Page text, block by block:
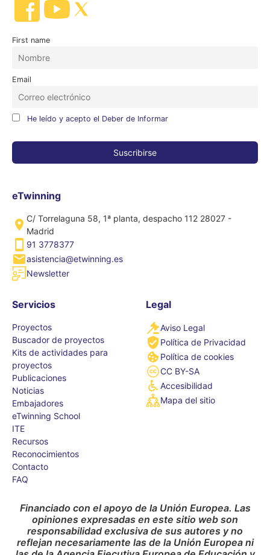
First name
Email
He leído y acepto el Deber de Informar
eTwinning
C/ Torrelaguna 58, 1ª planta, despacho 112 28027 -
Madrid
91 3778377
asistencia@etwinning.es
Newsletter
Servicios
Proyectos
Buscador de proyectos
Kits de actividades para
proyectos
Publicaciones
Noticias
Embajadores
eTwinning School
ITE
Recursos
Reconocimientos
Contacto
FAQ
Legal
Aviso Legal
Política de Privacidad
Política de cookies
CC BY-SA
Accesibilidad
Mapa del sitio
Financiado con el apoyo de la Unión Europea. Las
opiniones expresadas en este sitio web son
responsabilidad exclusiva de sus autores y no
reflejan necesariamente las de la Unión Europea ni